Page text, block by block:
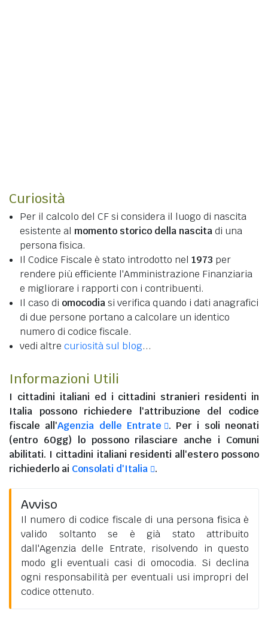
Curiosità
Per il calcolo del CF si considera il luogo di nascita
esistente al momento storico della nascitadi una
persona fisica.
Il Codice Fiscale è stato introdotto nel 1973 per
rendere più efficiente l'Amministrazione Finanziaria
e migliorare i rapporti con i contribuenti.
Il caso di omocodiasi verifica quando i dati anagrafici
di due persone portano a calcolare un identico
numero di codice fiscale.
vedi altre curiosità sul blog...
Informazioni Utili
I cittadini italiani ed i cittadini stranieri residenti in
Italia possono richiedere l'attribuzione del codice
fiscale all'Agenzia delle Entrate
. Per i soli neonati
(entro 60gg) lo possono rilasciare anche i Comuni
abilitati. I cittadini italiani residenti all'esteropossono
richiederlo ai Consolati d'Italia .
Avviso
Il numero di codice fiscale di una persona fisica è
valido soltanto se è già stato attribuito
dall'Agenzia delle Entrate, risolvendo in questo
modo gli eventuali casi di omocodia. Si declina
ogni responsabilità per eventuali usi impropri del
codice ottenuto.